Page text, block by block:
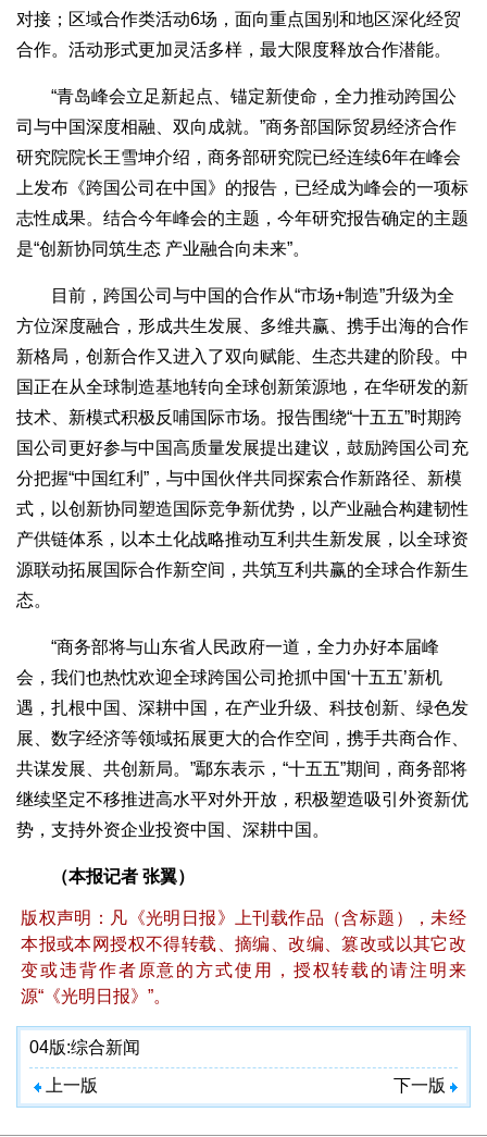
对接；区域合作类活动6场，面向重点国别和地区深化经贸
合作。活动形式更加灵活多样，最大限度释放合作潜能。
“青岛峰会立足新起点、锚定新使命，全力推动跨国公
司与中国深度相融、双向成就。”商务部国际贸易经济合作
研究院院长王雪坤介绍，商务部研究院已经连续6年在峰会
上发布《跨国公司在中国》的报告，已经成为峰会的一项标
志性成果。结合今年峰会的主题，今年研究报告确定的主题
是“创新协同筑生态 产业融合向未来”。
目前，跨国公司与中国的合作从“市场+制造”升级为全
方位深度融合，形成共生发展、多维共赢、携手出海的合作
新格局，创新合作又进入了双向赋能、生态共建的阶段。中
国正在从全球制造基地转向全球创新策源地，在华研发的新
技术、新模式积极反哺国际市场。报告围绕“十五五”时期跨
国公司更好参与中国高质量发展提出建议，鼓励跨国公司充
分把握“中国红利”，与中国伙伴共同探索合作新路径、新模
式，以创新协同塑造国际竞争新优势，以产业融合构建韧性
产供链体系，以本土化战略推动互利共生新发展，以全球资
源联动拓展国际合作新空间，共筑互利共赢的全球合作新生
态。
“商务部将与山东省人民政府一道，全力办好本届峰
会，我们也热忱欢迎全球跨国公司抢抓中国‘十五五’新机
遇，扎根中国、深耕中国，在产业升级、科技创新、绿色发
展、数字经济等领域拓展更大的合作空间，携手共商合作、
共谋发展、共创新局。”鄢东表示，“十五五”期间，商务部将
继续坚定不移推进高水平对外开放，积极塑造吸引外资新优
势，支持外资企业投资中国、深耕中国。
（本报记者 张翼）
版权声明：凡《光明日报》上刊载作品（含标题），未经
本报或本网授权不得转载、摘编、改编、篡改或以其它改
变或违背作者原意的方式使用，授权转载的请注明来
源“《光明日报》”。
04版:综合新闻
上一版 下一版